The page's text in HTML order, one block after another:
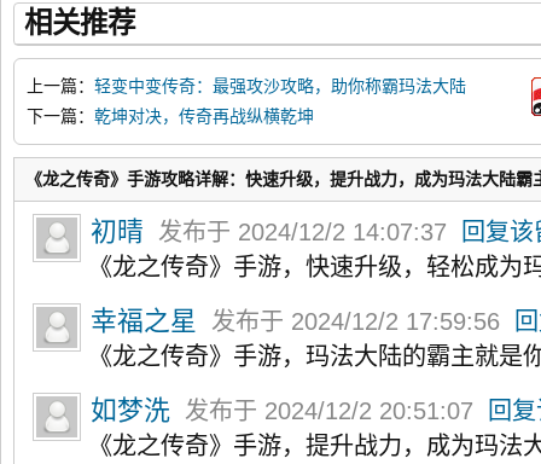
相关推荐
上一篇： 轻变中变传奇：最强攻沙攻略，助你称霸玛法大陆
下一篇： 乾坤对决，传奇再战纵横乾坤
《龙之传奇》手游攻略详解：快速升级，提升战力，成为玛法大陆
初晴 发布于 2024/12/2 14:07:37
回复
《龙之传奇》手游，快速升级，轻松成为
幸福之星 发布于 2024/12/2 17:59:56
《龙之传奇》手游，玛法大陆的霸主就是
如梦洗 发布于 2024/12/2 20:51:07
回
《龙之传奇》手游，提升战力，成为玛法